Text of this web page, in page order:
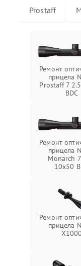
Prostaff
Ремонт
прицела
Prostaff 7
BDC
Ремонт
прицела
Monarch
10x50
Ремонт
прицела
X1000